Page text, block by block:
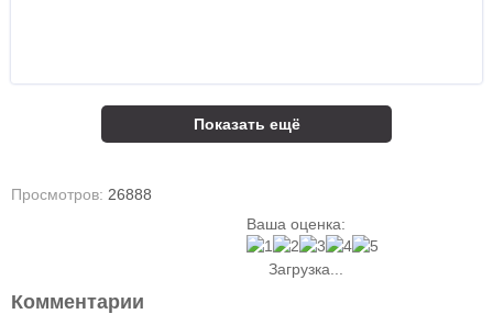
Показать ещё
Просмотров: 26888
Ваша оценка:
Загрузка...
Комментарии